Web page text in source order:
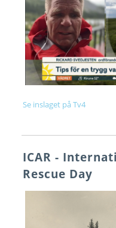
Se inslaget på Tv4
ICAR -
Rescue Day